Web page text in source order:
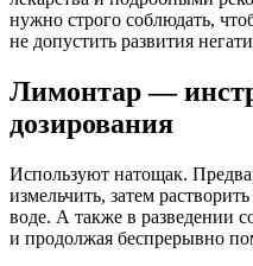
нужно строго соблюдать,
не допустить развития
Лимонтар —
дозирования
Используют натощак.
измельчить, затем
воде. А также в разведении
и продолжая беспрерывно